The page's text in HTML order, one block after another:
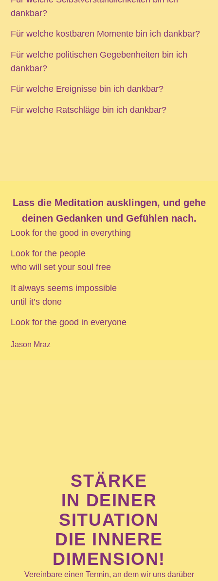
dankbar?
Für welche kostbaren Momente bin ich dankbar?
Für welche politischen Gegebenheiten bin ich
dankbar?
Für welche Ereignisse bin ich dankbar?
Für welche Ratschläge bin ich dankbar?
Lass die Meditation ausklingen, und gehe
deinen Gedanken und Gefühlen nach.
Look for the good in everything
Look for the people
who will set your soul free
It always seems impossible
until it’s done
Look for the good in everyone
Jason Mraz
STÄRKE
IN DEINER
SITUATION
DIE INNERE
DIMENSION!
Vereinbare einen Termin, an dem wir uns darüber